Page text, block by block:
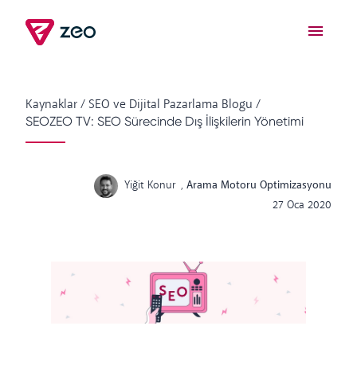
Kaynaklar/SEO ve Dijital Pazarlama Blogu /
SEOZEO TV: SEO Sürecinde Dış İlişkilerin Yönetimi
Yiğit Konur , Arama Motoru Optimizasyonu
27 Oca 2020